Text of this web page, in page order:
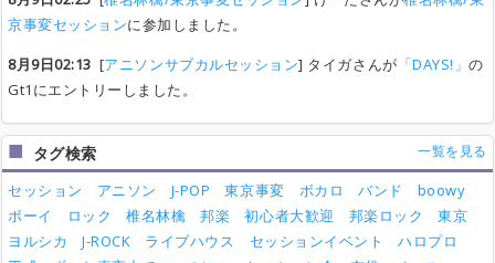
京事変セッションに参加しました。
8月9日02:13 [アニソンサブカルセッション] タイガさんが 「DAYS!」の
Gt1にエントリーしました。
タグ検索 一覧を見る
セッション アニソン J-POP 東京事変 ボカロ バンド
boowy
ボーイ
ロック 椎名林檎 邦楽 初心者大歓迎 邦楽ロック
東京
ヨルシカ
J-ROCK ライブハウス セッションイベント
ハロプロ